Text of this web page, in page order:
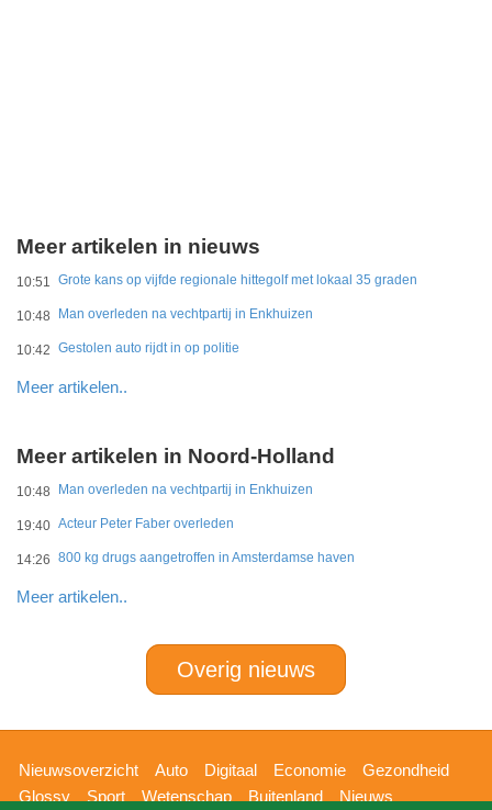
Meer artikelen in nieuws
10:51 Grote kans op vijfde regionale hittegolf met lokaal 35 graden
10:48 Man overleden na vechtpartij in Enkhuizen
10:42 Gestolen auto rijdt in op politie
Meer artikelen..
Meer artikelen in Noord-Holland
10:48 Man overleden na vechtpartij in Enkhuizen
19:40 Acteur Peter Faber overleden
14:26 800 kg drugs aangetroffen in Amsterdamse haven
Meer artikelen..
Overig nieuws
Hoofdnavigatie
Nieuwsoverzicht Auto Digitaal Economie
Gezondheid
Glossy
Sport Wetenschap Buitenland Nieuws